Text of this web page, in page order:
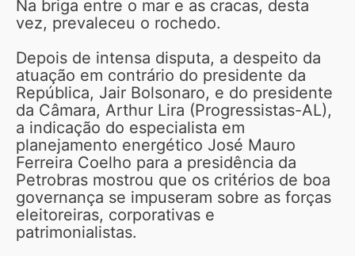
Na briga entre o mar e as cracas, desta
vez, prevaleceu o rochedo.
Depois de intensa disputa, a despeito da
atuação em contrário do presidente da
República, Jair Bolsonaro, e do presidente
da Câmara, Arthur Lira (Progressistas-AL),
a indicação do especialista em
planejamento energético José Mauro
Ferreira Coelho para a presidência da
Petrobras mostrou que os critérios de boa
governança se impuseram sobre as forças
eleitoreiras, corporativas e
patrimonialistas.